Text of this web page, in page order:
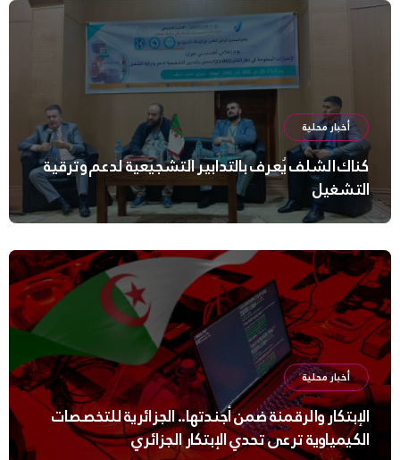
أخبار محلية
كناك الشلف يُعرف بالتدابير التشجيعية لدعم وترقية
التشغيل
أخبار محلية
الإبتكار والرقمنة ضمن أجندتها.. الجزائرية للتخصصات
الكيمياوية ترعى تحدي الإبتكار الجزائري